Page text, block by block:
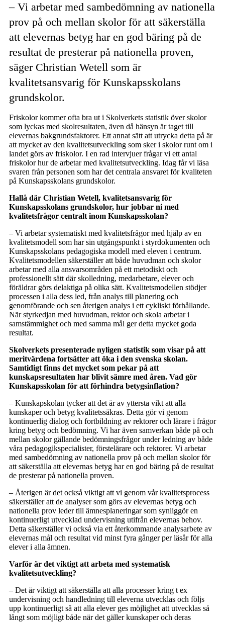
– Vi arbetar med sambedömning av nationella
prov på och mellan skolor för att säkerställa
att elevernas betyg har en god bäring på de
resultat de presterar på nationella proven,
säger Christian Wetell som är
kvalitetsansvarig för Kunskapsskolans
grundskolor.
Friskolor kommer ofta bra ut i Skolverkets statistik över skolor
som lyckas med skolresultaten, även då hänsyn är taget till
elevernas bakgrundsfaktorer. Ett annat sätt att utrycka detta på är
att mycket av den kvalitetsutveckling som sker i skolor runt om i
landet görs av friskolor. I en rad intervjuer frågar vi ett antal
friskolor hur de arbetar med kvalitetsutveckling. Idag får vi läsa
svaren från personen som har det centrala ansvaret för kvaliteten
på Kunskapsskolans grundskolor.
Hallå där Christian Wetell, kvalitetsansvarig för
Kunskapsskolans grundskolor, hur jobbar ni med
kvalitetsfrågor centralt inom Kunskapsskolan?
– Vi arbetar systematiskt med kvalitetsfrågor med hjälp av en
kvalitetsmodell som har sin utgångspunkt i styrdokumenten och
Kunskapsskolans pedagogiska modell med eleven i centrum.
Kvalitetsmodellen säkerställer att både huvudman och skolor
arbetar med alla ansvarsområden på ett metodiskt och
professionellt sätt där skolledning, medarbetare, elever och
föräldrar görs delaktiga på olika sätt. Kvalitetsmodellen stödjer
processen i alla dess led, från analys till planering och
genomförande och sen återigen analys i ett cykliskt förhållande.
När styrkedjan med huvudman, rektor och skola arbetar i
samstämmighet och med samma mål ger detta mycket goda
resultat.
Skolverkets presenterade nyligen statistik som visar på att
meritvärdena fortsätter att öka i den svenska skolan.
Samtidigt finns det mycket som pekar på att
kunskapsresultaten har blivit sämre med åren. Vad gör
Kunskapsskolan för att förhindra betygsinflation?
– Kunskapskolan tycker att det är av yttersta vikt att alla
kunskaper och betyg kvalitetssäkras. Detta gör vi genom
kontinuerlig dialog och fortbildning av rektorer och lärare i frågor
kring betyg och bedömning. Vi har även samverkan både på och
mellan skolor gällande bedömningsfrågor under ledning av både
våra pedagogikspecialister, förstelärare och rektorer. Vi arbetar
med sambedömning av nationella prov på och mellan skolor för
att säkerställa att elevernas betyg har en god bäring på de resultat
de presterar på nationella proven.
– Återigen är det också viktigt att vi genom vår kvalitetsprocess
säkerställer att de analyser som görs av elevernas betyg och
nationella prov leder till ämnesplaneringar som synliggör en
kontinuerligt utvecklad undervisning utifrån elevernas behov.
Detta säkerställer vi också via ett återkommande analysarbete av
elevernas mål och resultat vid minst fyra gånger per läsår för alla
elever i alla ämnen.
Varför är det viktigt att arbeta med systematisk
kvalitetsutveckling?
– Det är viktigt att säkerställa att alla processer kring t ex
undervisning och handledning till eleverna utvecklas och följs
upp kontinuerligt så att alla elever ges möjlighet att utvecklas så
långt som möjligt både när det gäller kunskaper och deras